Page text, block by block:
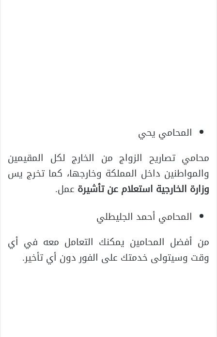
المحامي يحي
محامي تصاريح الزواج من الخارج لكل المقيمين
والمواطنين داخل المملكة وخارجها، كما تخرج يس
وزارة الخارجية استعلام عن تأشيرة عمل.
المحامي أحمد الجليطلي
من أفضل المحامين يمكنك التعامل معه في أي
وقت وسيتولى خدمتك على الفور دون أي تأخير.